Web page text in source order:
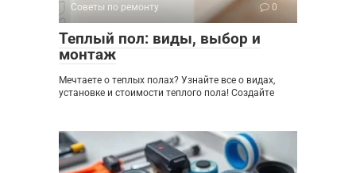
Советы по ремонту 0
Теплый пол: виды, выбор и
монтаж
Мечтаете о теплых полах? Узнайте все о видах,
установке и стоимости теплого пола! Создайте